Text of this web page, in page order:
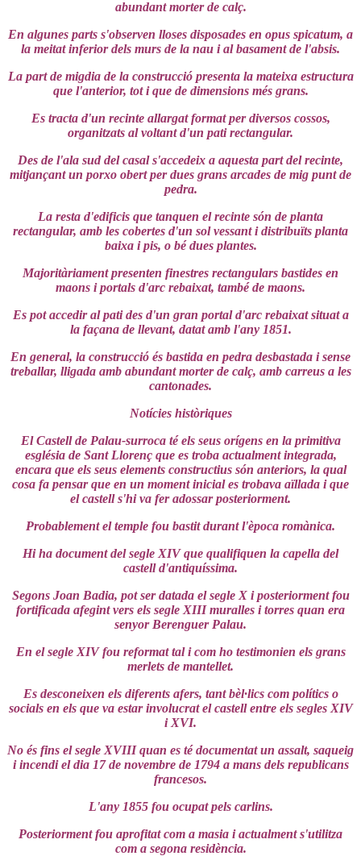
abundant morter de calç.
En algunes parts s'observen lloses disposades en opus spicatum, a
la meitat inferior dels murs de la nau i al basament de l'absis.
La part de migdia de la construcció presenta la mateixa estructura
que l'anterior, tot i que de dimensions més grans.
Es tracta d'un recinte allargat format per diversos cossos,
organitzats al voltant d'un pati rectangular.
Des de l'ala sud del casal s'accedeix a aquesta part del recinte,
mitjançant un porxo obert per dues grans arcades de mig punt de
pedra.
La resta d'edificis que tanquen el recinte són de planta
rectangular, amb les cobertes d'un sol vessant i distribuïts planta
baixa i pis, o bé dues plantes.
Majoritàriament presenten finestres rectangulars bastides en
maons i portals d'arc rebaixat, també de maons.
Es pot accedir al pati des d'un gran portal d'arc rebaixat situat a
la façana de llevant, datat amb l'any 1851.
En general, la construcció és bastida en pedra desbastada i sense
treballar, lligada amb abundant morter de calç, amb carreus a les
cantonades.
Notícies històriques
El Castell de Palau-surroca té els seus orígens en la primitiva
església de Sant Llorenç que es troba actualment integrada,
encara que els seus elements constructius són anteriors, la qual
cosa fa pensar que en un moment inicial es trobava aïllada i que
el castell s'hi va fer adossar posteriorment.
Probablement el temple fou bastit durant l'època romànica.
Hi ha document del segle XIV que qualifiquen la capella del
castell d'antiquíssima.
Segons Joan Badia, pot ser datada el segle X i posteriorment fou
fortificada afegint vers els segle XIII muralles i torres quan era
senyor Berenguer Palau.
En el segle XIV fou reformat tal i com ho testimonien els grans
merlets de mantellet.
Es desconeixen els diferents afers, tant bèl·lics com polítics o
socials en els que va estar involucrat el castell entre els segles XIV
i XVI.
No és fins el segle XVIII quan es té documentat un assalt, saqueig
i incendi el dia 17 de novembre de 1794 a mans dels republicans
francesos.
L'any 1855 fou ocupat pels carlins.
Posteriorment fou aprofitat com a masia i actualment s'utilitza
com a segona residència.